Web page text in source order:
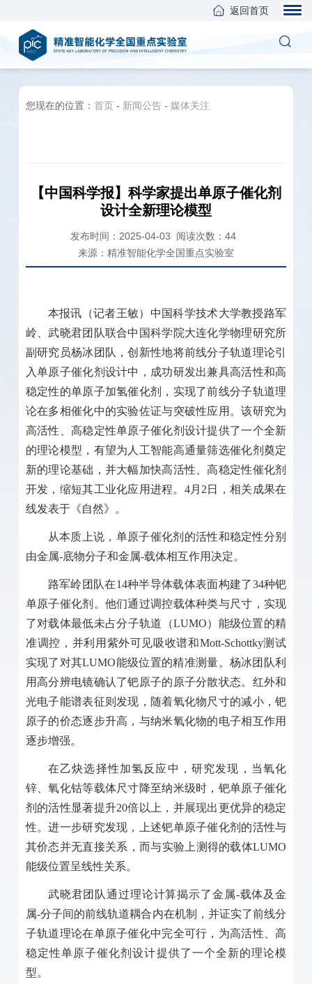
返回首页
您现在的位置： 首页- 新闻公告- 媒体关注
【中国科学报】科学家提出单原子催化剂
设计全新理论模型
发布时间：2025-04-03 阅读次数： 44
来源：精准智能化学全国重点实验室
本报讯（记者王敏）中国科学技术大学教授路军
岭、武晓君团队联合中国科学院大连化学物理研究所
副研究员杨冰团队，创新性地将前线分子轨道理论引
入单原子催化剂设计中，成功研发出兼具高活性和高
稳定性的单原子加氢催化剂，实现了前线分子轨道理
论在多相催化中的实验佐证与突破性应用。该研究为
高活性、高稳定性单原子催化剂设计提供了一个全新
的理论模型，有望为人工智能高通量筛选催化剂奠定
新的理论基础，并大幅加快高活性、高稳定性催化剂
开发，缩短其工业化应用进程。 4月 2 日，相关成果在
线发表于《自然》。
从本质上说，单原子催化剂的活性和稳定性分别
由金属-底物分子和金属-载体相互作用决定。
路军岭团队在14种半导体载体表面构建了34种钯
单原子催化剂。他们通过调控载体种类与尺寸，实现
了对载体最低未占分子轨道（LUMO）能级位置的精
准调控，并利用紫外可见吸收谱和Mott-Schottky测试
实现了对其LUMO能级位置的精准测量。杨冰团队利
用高分辨电镜确认了钯原子的原子分散状态。红外和
光电子能谱表征则发现，随着氧化物尺寸的减小，钯
原子的价态逐步升高，与纳米氧化物的电子相互作用
逐步增强。
在乙炔选择性加氢反应中，研究发现，当氧化
锌、氧化钴等载体尺寸降至纳米级时，钯单原子催化
剂的活性显著提升20倍以上，并展现出更优异的稳定
性。进一步研究发现，上述钯单原子催化剂的活性与
其价态并无直接关系，而与实验上测得的载体LUMO
能级位置呈线性关系。
武晓君团队通过理论计算揭示了金属-载体及金
属-分子间的前线轨道耦合内在机制，并证实了前线分
子轨道理论在单原子催化中完全可行，为高活性、高
稳定性单原子催化剂设计提供了一个全新的理论模
型。